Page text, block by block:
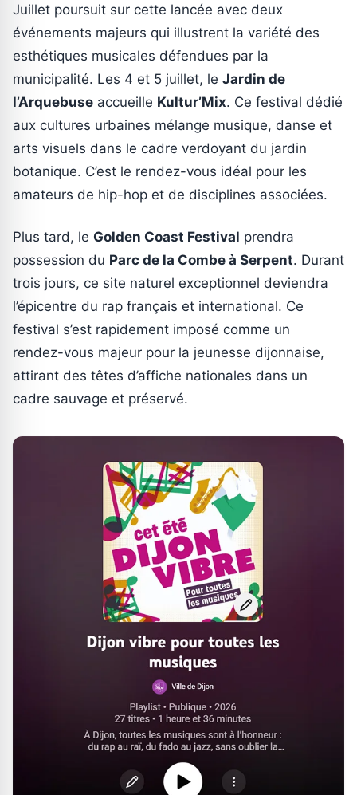
Juillet poursuit sur cette lancée avec deux
événements majeurs qui illustrent la variété des
esthétiques musicales défendues par la
municipalité. Les 4 et 5 juillet, le Jardin de
l’Arquebuse accueille Kultur’Mix. Ce festival dédié
aux cultures urbaines mélange musique, danse et
arts visuels dans le cadre verdoyant du jardin
botanique. C’est le rendez-vous idéal pour les
amateurs de hip-hop et de disciplines associées.
Plus tard, le Golden Coast Festival prendra
possession du Parc de la Combe à Serpent. Durant
trois jours, ce site naturel exceptionnel deviendra
l’épicentre du rap français et international. Ce
festival s’est rapidement imposé comme un
rendez-vous majeur pour la jeunesse dijonnaise,
attirant des têtes d’affiche nationales dans un
cadre sauvage et préservé.